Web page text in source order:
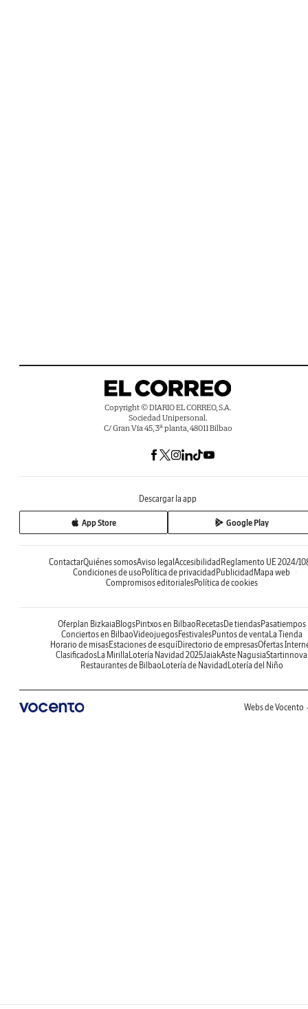
Copyright © DIARIO EL CORREO, S.A.
Sociedad Unipersonal.
C/ Gran Vía 45, 3ª planta, 48011 Bilbao
Descargar la app
App Store Google Play
ContactarQuiénes somosAviso legal Accesibilidad Reglamento UE 2024/
Condiciones de uso Política de privacidad Publicidad Mapa web
Compromisos editorialesPolítica de cookies
Oferplan Bizkaia BlogsPintxos en Bilbao RecetasDe tiendasPasatiempos
Conciertos en BilbaoVideojuegosFestivalesPuntos de venta La Tienda
Horario de misasEstaciones de esquíDirectorio de empresasOfertas
ClasificadosLa Mirilla Lotería Navidad 2025JaiakAste NagusiaStartinnova
Restaurantes de Bilbao Lotería de Navidad Lotería del Niño
Webs de Vocento